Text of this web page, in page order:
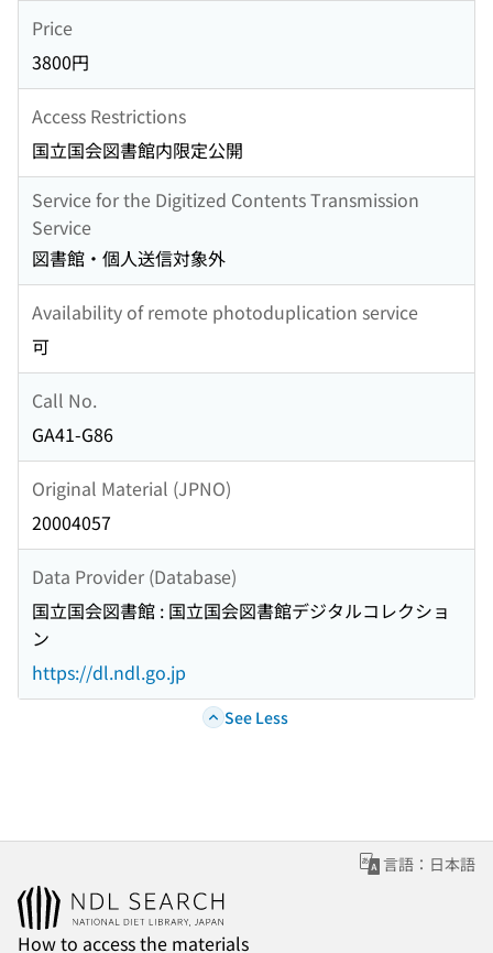
Price
3800円
Access Restrictions
国立国会図書館内限定公開
Service for the Digitized Contents Transmission
Service
図書館・個人送信対象外
Availability of remote photoduplication service
可
Call No.
GA41-G86
Original Material (JPNO)
20004057
Data Provider (Database)
国立国会図書館 : 国立国会図書館デジタルコレクショ
ン
https://dl.ndl.go.jp
See Less
言語：日本語
How to access the materials